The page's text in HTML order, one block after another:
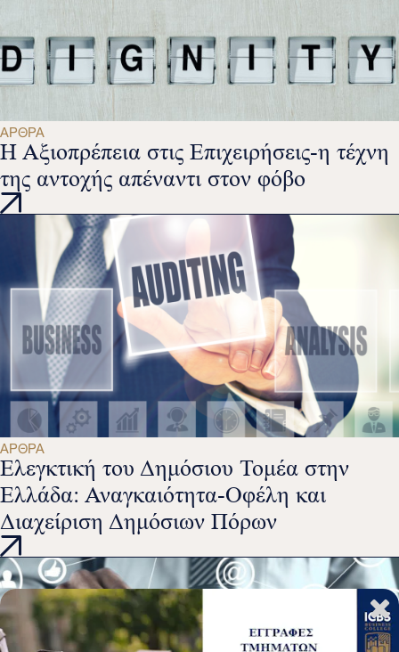
ΆΡΘΡΑ
Η Αξιοπρέπεια στις Επιχειρήσεις-η τέχνη
της αντοχής απέναντι στον φόβο
ΆΡΘΡΑ
Ελεγκτική του Δημόσιου Τομέα στην
Ελλάδα: Αναγκαιότητα-Οφέλη και
Διαχείριση Δημόσιων Πόρων